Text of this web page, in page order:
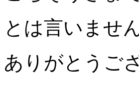
とは言いません
ありがとうご